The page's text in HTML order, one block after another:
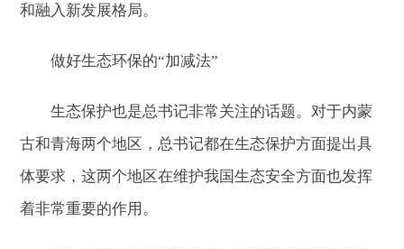
和融入新发展格局。
做好生态环保的“加减法”
生态保护也是总书记非常关注的话题。对于内蒙
古和青海两个地区，总书记都在生态保护方面提出具
体要求，这两个地区在维护我国生态安全方面也发挥
着非常重要的作用。